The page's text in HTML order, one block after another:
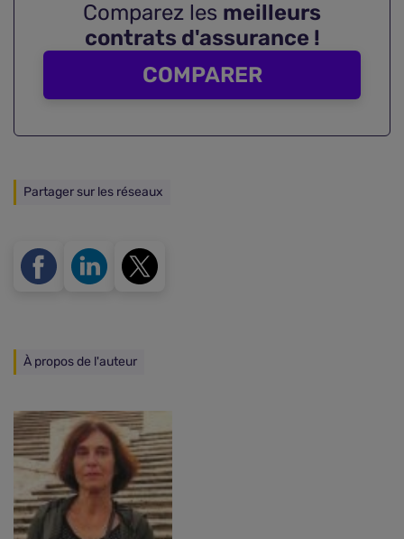
Comparez les meilleurs
contrats d'assurance !
COMPARER
Partager sur les réseaux
À propos de l'auteur